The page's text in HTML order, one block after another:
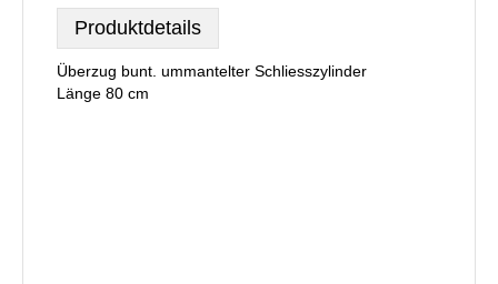
Produktdetails
Überzug bunt. ummantelter Schliesszylinder
Länge 80 cm